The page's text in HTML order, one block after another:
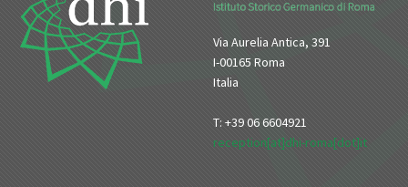
Via Aurelia Antica, 391
I-00165 Roma
Italia
T: +39 06 6604921
reception[at]dhi-roma[dot]it